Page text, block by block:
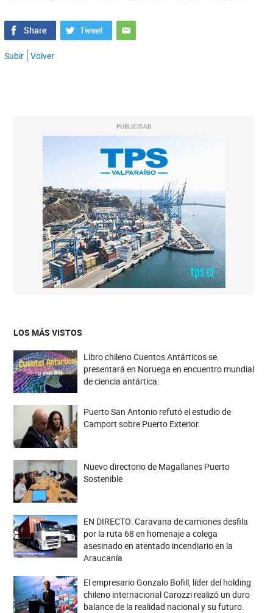
Subir Volver
PUBLICIDAD
LOS MÁS VISTOS
Libro chileno Cuentos Antárticos se
presentará en Noruega en encuentro mundial
de ciencia antártica.
Puerto San Antonio refutó el estudio de
Camport sobre Puerto Exterior.
Nuevo directorio de Magallanes Puerto
Sostenible
EN DIRECTO: Caravana de camiones desfila
por la ruta 68 en homenaje a colega
asesinado en atentado incendiario en la
Araucanía
El empresario Gonzalo Bofill, líder del holding
chileno internacional Carozzi realizó un duro
balance de la realidad nacional y su futuro.